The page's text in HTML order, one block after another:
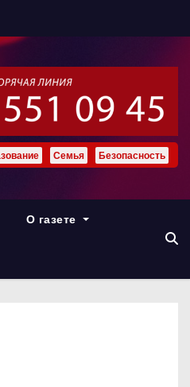
Семья Безопасность
О газете